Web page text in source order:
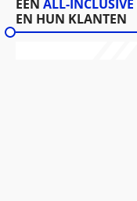
EEN ALL-INCLUSIVE
EN HUN KLANTEN